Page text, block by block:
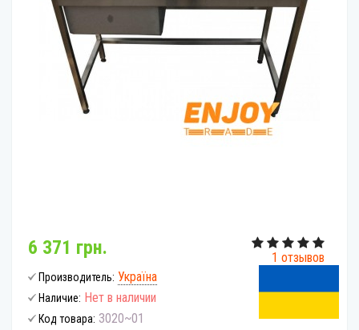
1 отзывов
6 371 грн.
Производитель: Україна
Наличие: Нет в наличии
Код товара: 3020~01